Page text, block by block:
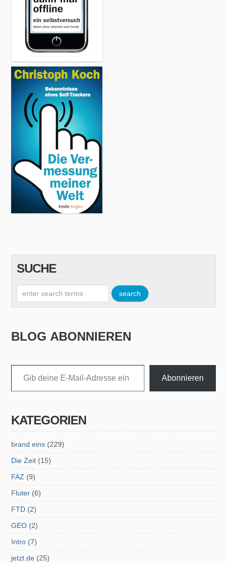
SUCHE
BLOG ABONNIEREN
Gib deine E-Mail-Adresse ein ...
Abonnieren
KATEGORIEN
brand eins (229)
Die Zeit (15)
FAZ (9)
Fluter (6)
FTD (2)
GEO (2)
Intro (7)
jetzt.de (25)